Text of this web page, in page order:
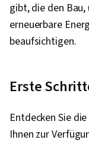
gibt, die den
erneuerbare
beaufsichtigen.
Erste
Entdecken Sie
Ihnen zur